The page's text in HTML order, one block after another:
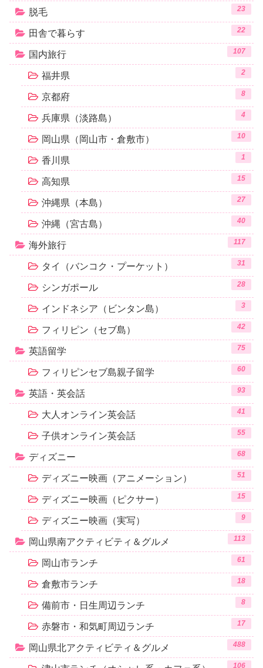
脱毛 23
田舎で暮らす 22
国内旅行 107
福井県 2
京都府 8
兵庫県（淡路島） 4
岡山県（岡山市・倉敷市） 10
香川県 1
高知県 15
沖縄県（本島） 27
沖縄（宮古島） 40
海外旅行 117
タイ（バンコク・プーケット） 31
シンガポール 28
インドネシア（ビンタン島） 3
フィリピン（セブ島） 42
英語留学 75
フィリピンセブ島親子留学 60
英語・英会話 93
大人オンライン英会話 41
子供オンライン英会話 55
ディズニー 68
ディズニー映画（アニメーション） 51
ディズニー映画（ピクサー） 15
ディズニー映画（実写） 9
岡山県南アクティビティ＆グルメ 113
岡山市ランチ 61
倉敷市ランチ 18
備前市・日生周辺ランチ 8
赤磐市・和気町周辺ランチ 17
岡山県北アクティビティ＆グルメ 488
106